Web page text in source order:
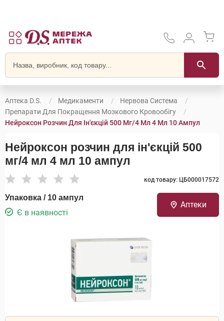
Аптека D.S. Медикаменти
Нервова Система
Препарати Для Покращення Мозкового Кровообігу
Нейроксон Розчин Для Ін'єкцій 500 Мг/4 Мл 4 Мл 10 Ампул
Нейроксон розчин для ін'єкцій 500
мг/4 мл 4 мл 10 ампул
код товару: ЦБ000017572
Упаковка / 10 ампул
Є в наявності
Аптеки